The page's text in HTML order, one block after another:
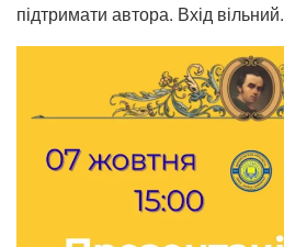
підтримати автора. Вхід вільний.